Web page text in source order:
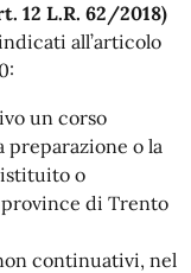
12 L.R. 62/2018)
all’articolo
un corso
preparazione o la
o
di Trento
continuativi, nel